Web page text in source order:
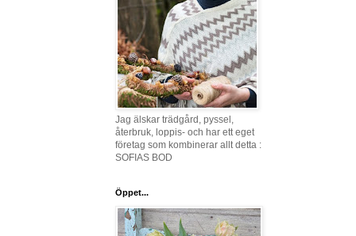
Jag älskar trädgård, pyssel,
återbruk, loppis- och har ett eget
företag som kombinerar allt detta :
SOFIAS BOD
Öppet...